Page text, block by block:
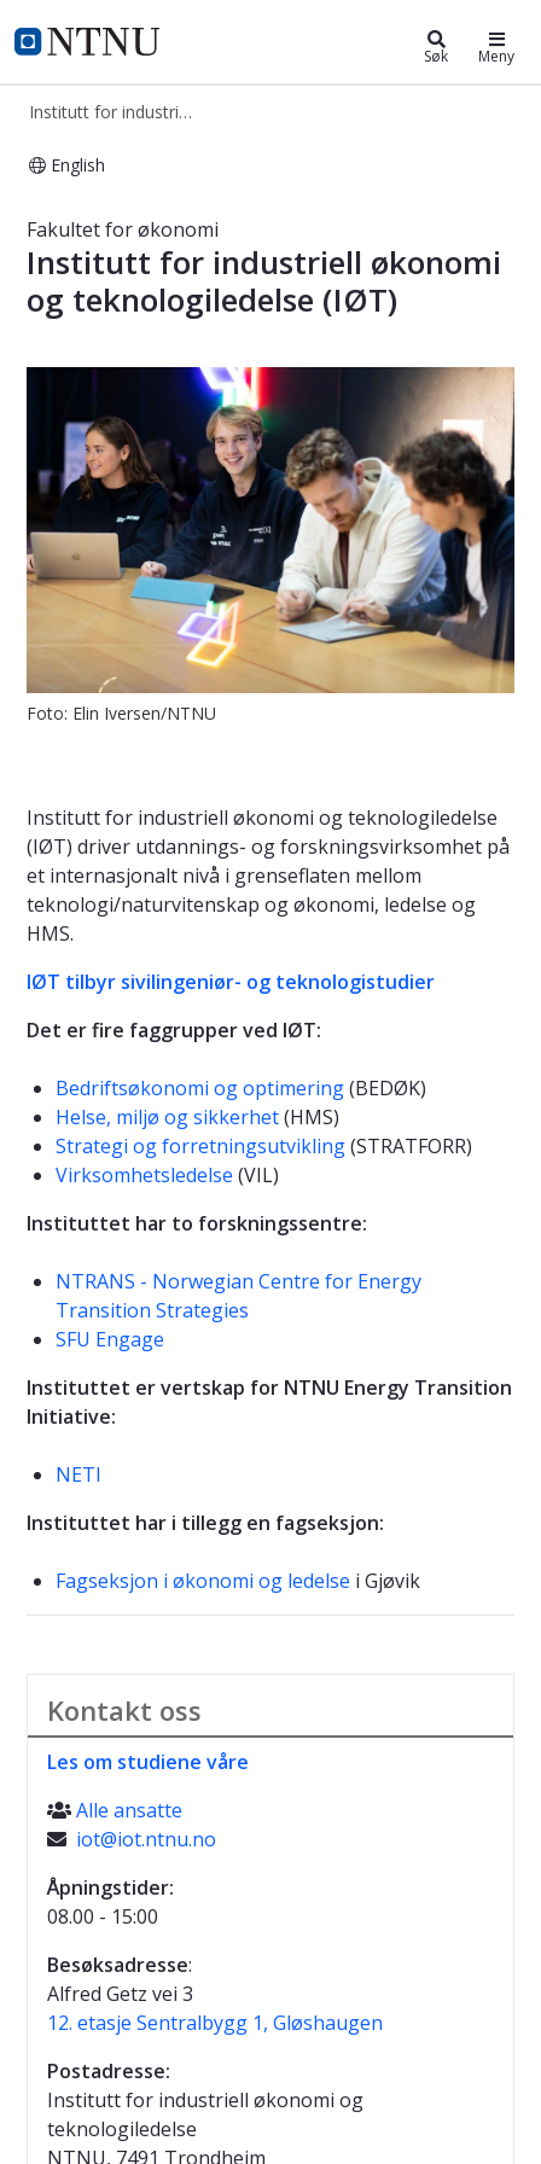
NTNU Hjemmeside
Institutt for industriell økonomi og
Søk Meny
Institutt for industriell økonomi og teknologiledelse
English
Fakultet for økonomi
Institutt for industriell økonomi
og teknologiledelse (IØT)
Foto: Elin Iversen/NTNU
Institutt for industriell økonomi og teknologiledelse
(IØT) driver utdannings- og forskningsvirksomhet på
et internasjonalt nivå i grenseflaten mellom
teknologi/naturvitenskap og økonomi, ledelse og
HMS.
IØT tilbyr sivilingeniør- og teknologistudier
Det er fire faggrupper ved IØT:
Bedriftsøkonomi og optimering(BEDØK)
Helse, miljø og sikkerhet(HMS)
Strategi og forretningsutvikling(STRATFORR)
Virksomhetsledelse (VIL)
Instituttet har to forskningssentre:
NTRANS - Norwegian Centre for Energy
Transition Strategies
SFU Engage
Instituttet er vertskap for NTNU Energy Transition
Initiative:
NETI
Instituttet har i tillegg en fagseksjon:
Fagseksjon i økonomi og ledelse i Gjøvik
Kontakt oss
Les om studiene våre
 Alle ansatte
 iot@iot.ntnu.no
Åpningstider:
08.00 - 15:00
Besøksadresse:
Alfred Getz vei 3
12. etasje Sentralbygg 1, Gløshaugen
Postadresse:
Institutt for industriell økonomi og
teknologiledelse
NTNU, 7491 Trondheim